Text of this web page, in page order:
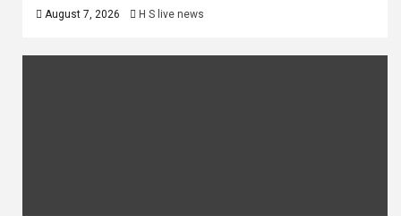
August 7, 2026 H S live news